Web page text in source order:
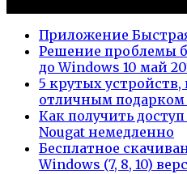
Приложение
Решение проблемы
до Windows 10 май
5 крутых устройств,
отличным подарком
Как получить доступ
Nougat немедленно
Бесплатное
Windows (7, 8, 10)